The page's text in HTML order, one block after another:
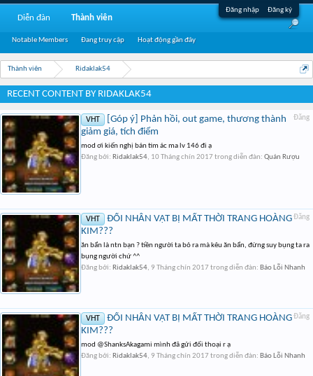
Đăng nhập Đăng ký
Thành viên Ridaklak54
RECENT CONTENT BY RIDAKLAK54
Đăng
VHT
[Góp ý] Phản hồi, out game, thương thành
giảm giá, tích điểm
mod ơi kiến nghị bán tim ác ma lv 146 đi ạ
Đăng bởi: Ridaklak54, 10 Tháng chín 2017 trong diễn đàn: Quán Rượu
Đăng
VHT
ĐỔI NHÂN VẬT BỊ MẤT THỜI TRANG HOÀNG
KIM???
ăn bẩn là ntn bạn ? tiền người ta bỏ ra mà kêu ăn bẩn, đừng suy bụng ta ra
bụng người chứ ^^
Đăng bởi: Ridaklak54, 9 Tháng chín 2017 trong diễn đàn: Báo Lỗi Nhanh
Đăng
VHT
ĐỔI NHÂN VẬT BỊ MẤT THỜI TRANG HOÀNG
KIM???
mod @ShanksAkagami mình đã gửi đối thoại r ạ
Đăng bởi: Ridaklak54, 9 Tháng chín 2017 trong diễn đàn: Báo Lỗi Nhanh
Diễn đàn Thành viên
Notable Members Đang truy cập Hoạt động gần đây